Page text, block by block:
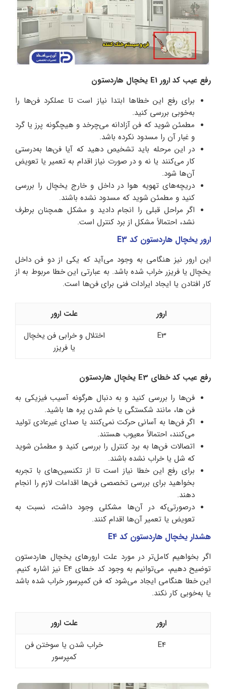
رفع عیب کد ارور E1 یخچال هاردستون
برای رفع این خطاها ابتدا نیاز است تا عملکرد فن‌ها را
به‌خوبی بررسی کنید.
مطمئن شوید که فن آزادانه می‌چرخد و هیچگونه پرز یا گرد
و غبار آن را مسدود نکرده باشد.
در این مرحله باید تشخیص دهید که آیا فن‌ها به‌درستی
کار می‌کنند یا نه و در صورت نیاز اقدام به تعمیر یا تعویض
آن‌ها شود.
دریچه‌های تهویه هوا در داخل و خارج یخچال را بررسی
کنید و مطمئن شوید که مسدود نشده باشند.
اگر مراحل قبلی را انجام دادید و مشکل همچنان برطرف
نشد، احتمالاً مشکل از برد کنترل است.
ارور یخچال هاردستون کد E3
این ارور نیز هنگامی به وجود می‌آید که یکی از دو فن داخل
یخچال یا فریزر خراب شده باشد. به عبارتی این خطا مربوط به از
کار افتادن یا ایجاد ایرادات فنی برای فن‌ها است.
ارور
علت ارور
E3
اختلال و خرابی فن یخچال
یا فریزر
رفع عیب کد خطای E3 یخچال هاردستون
فن‌ها را بررسی کنید و به دنبال هرگونه آسیب فیزیکی به
فن ها، مانند شکستگی یا خم شدن پره ها باشید.
اگر فن‌ها به آسانی حرکت نمی‌کنند یا صدای غیرعادی تولید
می‌کنند، احتمالاً معیوب هستند.
اتصالات فن‌ها به برد کنترل را بررسی کنید و مطمئن شوید
که شل یا خراب نشده باشند.
برای رفع این خطا نیاز است تا از تکنسین‌های با تجربه
بخواهید برای بررسی تخصصی فن‌ها اقدامات لازم را انجام
دهند.
درصورتی‌که در آن‌ها مشکلی وجود داشت، نسبت به
تعویض یا تعمیر آن‌ها اقدام کنند.
هشدار یخچال هاردستون کد E4
اگر بخواهیم کامل‌تر در مورد علت ارورهای یخچال هاردستون
توضیح دهیم، می‌توانیم به وجود کد خطای E4 نیز اشاره کنیم.
این خطا هنگامی ایجاد می‌شود که فن کمپرسور خراب شده باشد
یا به‌خوبی کار نکند.
ارور
علت ارور
E4
خراب شدن یا سوختن فن
کمپرسور